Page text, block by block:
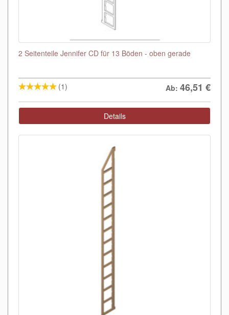
2 Seitenteile Jennifer CD für 13 Böden - oben gerade
(1) Ab: 46,51 €
Details